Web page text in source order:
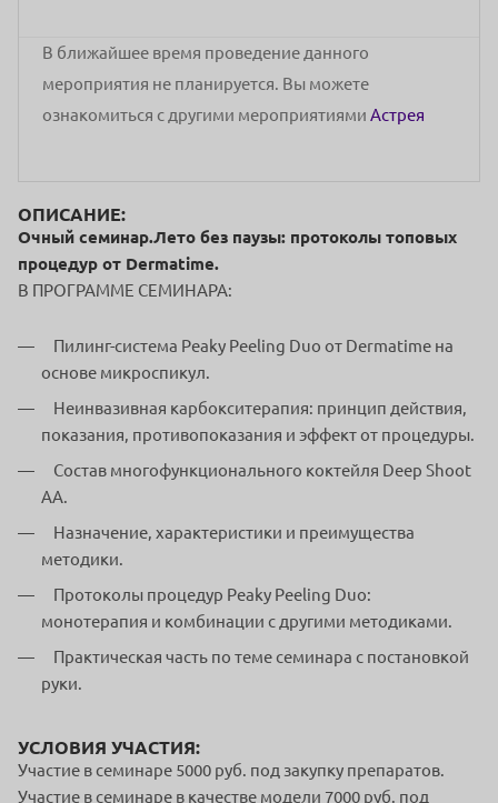
В ближайшее время проведение данного
мероприятия не планируется. Вы можете
ознакомиться с другими мероприятиями Астрея
ОПИСАНИЕ:
Очный семинар.Лето без паузы: протоколы топовых
процедур от Dermatime.
В ПРОГРАММЕ СЕМИНАРА:
Пилинг-система Peaky Peeling Duo от Dermatime на
основе микроспикул.
Неинвазивная карбокситерапия: принцип действия,
показания, противопоказания и эффект от процедуры.
Состав многофункционального коктейля Deep Shoot
AA.
Назначение, характеристики и преимущества
методики.
Протоколы процедур Peaky Peeling Duo:
монотерапия и комбинации с другими методиками.
Практическая часть по теме семинара с постановкой
руки.
УСЛОВИЯ УЧАСТИЯ:
Участие в семинаре 5000 руб. под закупку препаратов.
Участие в семинаре в качестве модели 7000 руб. под